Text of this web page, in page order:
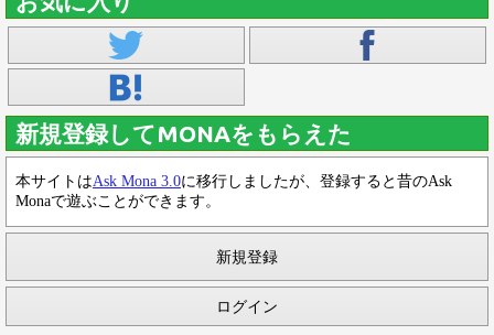
新規登録してMONAをもらえた
本サイトはAsk Mona 3.0に移行しましたが、登録すると昔のAsk
Monaで遊ぶことができます。
新規登録
ログイン